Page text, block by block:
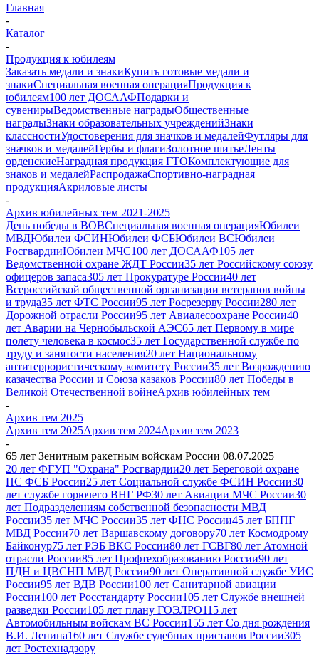
Главная
-
Каталог
-
Продукция к юбилеям
Заказать медали и знакиКупить готовые медали и
знакиСпециальная военная операцияПродукция к
юбилеям100 лет ДОСААФПодарки и
сувенирыВедомственные наградыОбщественные
наградыЗнаки образовательных учрежденийЗнаки
классностиУдостоверения для значков и медалейФутляры для
значков и медалейГербы и флагиЗолотное шитьеЛенты
орденскиеНаградная продукция ГТОКомплектующие для
знаков и медалейРаспродажаСпортивно-наградная
продукцияАкриловые листы
-
Архив юбилейных тем 2021-2025
День победы в ВОВСпециальная военная операцияЮбилеи
МВДЮбилеи ФСИНЮбилеи ФСБЮбилеи ВСЮбилеи
РосгвардииЮбилеи МЧС100 лет ДОСААФ105 лет
Ведомственной охране ЖДТ России35 лет Российскому союзу
офицеров запаса305 лет Прокуратуре России40 лет
Всероссийской общественной организации ветеранов войны
и труда35 лет ФТС России95 лет Росрезерву России280 лет
Дорожной отрасли России95 лет Авиалесоохране России40
лет Аварии на Чернобыльской АЭС65 лет Первому в мире
полету человека в космос35 лет Государственной службе по
труду и занятости населения20 лет Национальному
антитеррористическому комитету России35 лет Возрождению
казачества России и Союза казаков России80 лет Победы в
Великой Отечественной войнеАрхив юбилейных тем
-
Архив тем 2025
Архив тем 2025Архив тем 2024Архив тем 2023
-
65 лет Зенитным ракетным войскам России 08.07.2025
20 лет ФГУП "Охрана" Росгвардии20 лет Береговой охране
ПС ФСБ России25 лет Cоциальной службе ФСИН России30
лет службе горючего ВНГ РФ30 лет Авиации МЧС России30
лет Подразделениям собственной безопасности МВД
России35 лет МЧС России35 лет ФНС России45 лет БППГ
МВД России70 лет Варшавскому договору70 лет Космодрому
Байконур75 лет РЭБ ВКС России80 лет ГСВГ80 лет Атомной
отрасли России85 лет Профтехобразованию России90 лет
ПДН и ЦВСНП МВД России90 лет Оперативной службе УИС
России95 лет ВДВ России100 лет Санитарной авиации
России100 лет Росстандарту России105 лет Службе внешней
разведки России105 лет плану ГОЭЛРО115 лет
Автомобильным войскам ВС России155 лет Со дня рождения
В.И. Ленина160 лет Службе судебных приставов России305
лет Ростехнадзору